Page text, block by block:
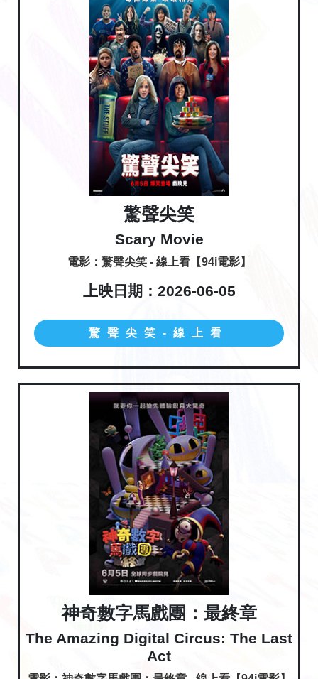
驚聲尖笑
Scary Movie
電影：驚聲尖笑 - 線上看【94i電影】
上映日期：2026-06-05
驚聲尖笑-線上看
神奇數字馬戲團：最終章
The Amazing Digital Circus: The Last
Act